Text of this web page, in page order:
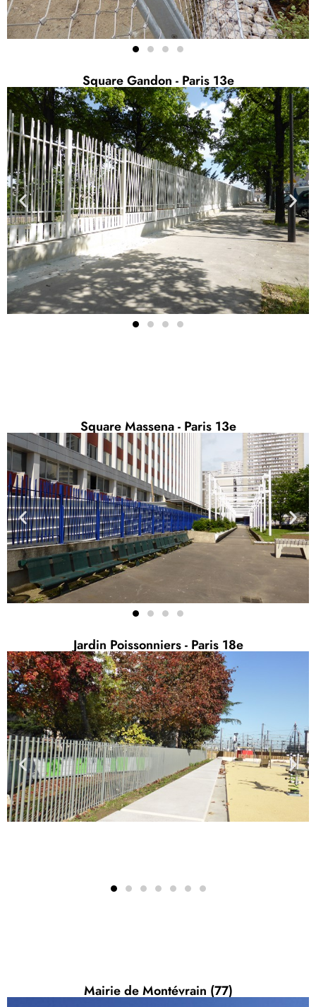
Square Gandon - Paris 13e
Square Massena - Paris 13e
Jardin Poissonniers - Paris 18e
Mairie de Montévrain (77)